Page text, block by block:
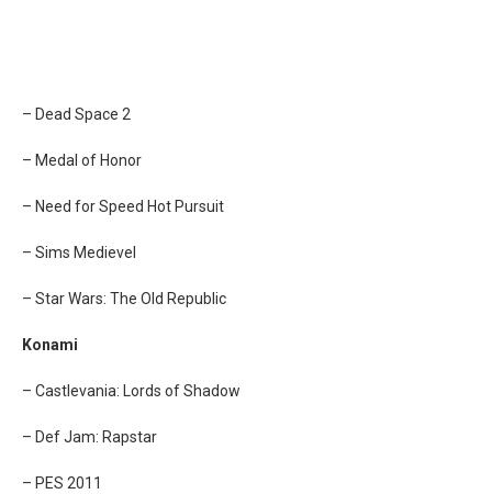
– Dead Space 2
– Medal of Honor
– Need for Speed Hot Pursuit
– Sims Medievel
– Star Wars: The Old Republic
Konami
– Castlevania: Lords of Shadow
– Def Jam: Rapstar
– PES 2011